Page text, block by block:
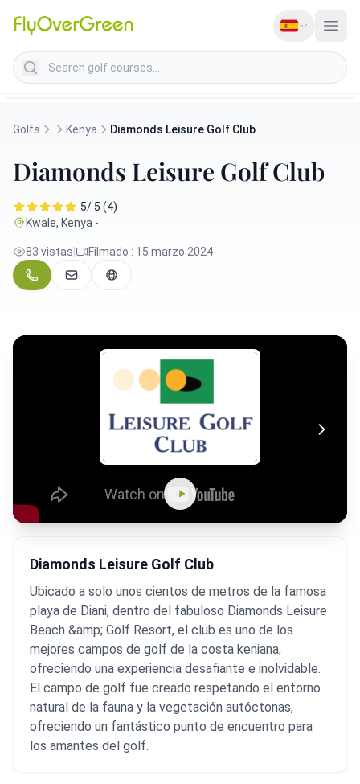
Search golf courses
Golfs Kenya Diamonds Leisure Golf Club
Diamonds Leisure Golf Club
5/ 5 (4)
Kwale, Kenya -
83 vistas Filmado : 15 marzo 2024
Diamonds Leisure Golf Club
Ubicado a solo unos cientos de metros de la famosa
playa de Diani, dentro del fabuloso Diamonds Leisure
Beach &amp; Golf Resort, el club es uno de los
mejores campos de golf de la costa keniana,
ofreciendo una experiencia desafiante e inolvidable.
El campo de golf fue creado respetando el entorno
natural de la fauna y la vegetación autóctonas,
ofreciendo un fantástico punto de encuentro para
los amantes del golf.